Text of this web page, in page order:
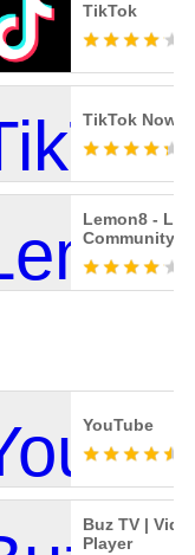
TikTok
TikTok Now
Lemon8 -
Community
YouTube
Buz TV |
Player